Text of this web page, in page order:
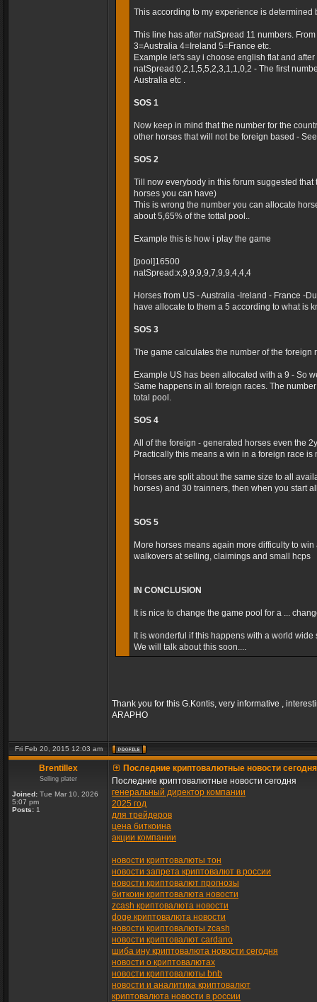
This according to my experience is
This line has after natSpread 11 numbers.
3=Australia 4=Ireland 5=France etc.
Example let's say i choose english flat and
natSpread:0,2,1,5,5,2,3,1,1,0,2 - The first
Australia etc .
SOS 1
Now keep in mind that the number for the
other horses that will not be foreign based -
SOS 2
Till now everybody in this forum suggested
horses you can have)
This is wrong the number you can allocate
about 5,65% of the tottal pool..
Example this is how i play the game
[pool]16500
natSpread:x,9,9,9,9,7,9,9,4,4,4
Horses from US - Australia -Ireland - France -
have allocate to them a 5 according to what is
SOS 3
The game calculates the number of the foreign
Example US has been allocated with a 9 - So
Same happens in all foreign races. The
total pool.
SOS 4
All of the foreign - generated horses even the
Practically this means a win in a foreign race is
Horses are split about the same size to all
horses) and 30 trainners, then when you start
SOS 5
More horses means again more difficulty to
walkovers at selling, claimings and small hcps
IN CONCLUSION
It is nice to change the game pool for a ...
It is wonderful if this happens with a world
We will talk about this soon....
Thank you for this G.Kontis, very informative ,
ARAPHO
Fri Feb 20, 2015 12:03 am
Brentillex
Selling plater
Joined: Tue Mar 10, 2026
5:07 pm
Posts: 1
Последние криптовалютные новости сегодня
Последние криптовалютные новости сегодня
генеральный директор компании
2025 год
для трейдеров
цена биткоина
акции компании
новости криптовалюты тон
новости запрета криптовалют в россии
новости криптовалют прогнозы
биткоин криптовалюта новости
zcash криптовалюта новости
doge криптовалюта новости
новости криптовалюты zcash
новости криптовалют cardano
шиба ину криптовалюта новости сегодня
новости о криптовалютах
новости криптовалюты bnb
новости и аналитика криптовалют
криптовалюта новости в россии